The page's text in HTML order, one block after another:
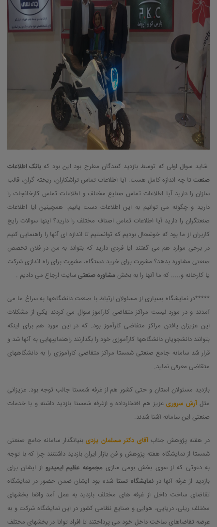
شاید سوال اولی که توسط بازدید کنندگان مطرح بود این بود که بانک اطلاعات
صنعت تا چه اندازه کامل هست. آیا اطلاعات تماس تراشکاران، ریخته گران، قالب
سازان را دارید آیا اطلاعات تماس صنایع مختلف و اطلاعات تماس کارخانجات را
دارید و چگونه می توانیم به این اطلاعات دست یابیم. همچینین ایا اطلاعات
صنعتگران را دارید آیا اطلاعات تماس اصناف مختلف را دارید؟ اینها سوالات رایج
کاربران از ما بود که خوشحال بودیم که توانستیم تا اندازه ای آنها را راهنمایی کنیم
در برخی موارد هم می گفتند ایا فردی دارید که بتواند به من در فلان تخصص
صنعتی مشاوره بدهد؟ مشورت برای خرید دستگاه، مشورت برای راه اندازی شرکت
یا کارخانه و..... که ما آنها را به بخش مشاوره صنعتیسایت ارجاع می دادیم .
*****در نمایشگاه بسیاری از مسئولان ارتباط با صنعت دانشگاهها به سراغ ما می
آمدند و در مورد لیست مراکز متقاضی کارآموز سوال می کردند یکی از مشکلات
این عزیزان یافتن مراکز متفاضی کارآموز بود. که در این مورد هم برای اینکه
بتوانند دانشجویان دانشگاهها کارآموزی خود را بگذارنند راهنماییهایی به آنها شد و
قرار شد سامانه جامع صنعتی شمستا مراکز متقاضی کارآموزی را به دانشگاههای
متقاضی معرفی نماید.
بازدید مسئولان استان و حتی کشور هم از غرفه شمستا جالب توجه بود. عزیزانی
مثلآرش سروری عزیز هم افتخارداده و ازغرفه شمستا بازدید داشته و با خدمات
صنعتی این سامانه آشنا شدند.
در هفته پژوهش جنابآقای دکتر مسلمان یزدیبنیانگذار سامانه جامع صنعتی
شمستا از نمایشگاه هفته پژوهش و فن بازار ایران بازدید داشتنند چرا که با توجه
به دعوتی که از سوی بخش بومی سازی مجموعه عظیم ایمیدرو از ایشان برای
بازدید از غرفه آنها درنمایشگاه تستا شده بود ایشان ضمن حضور در نمایشگاه
تقاضای ساخت داخل از غرفه های مختلف بازدید به عمل آمد واقعا بخشهای
مختلف ریلی، دریایی، هوایی و صنایع نظامی کشور در این نمایشگاه شرکت و به
عرضه تقاضاهای ساخت داخل خود می پرداختند تا افراد توانا در بخشهای مختلف